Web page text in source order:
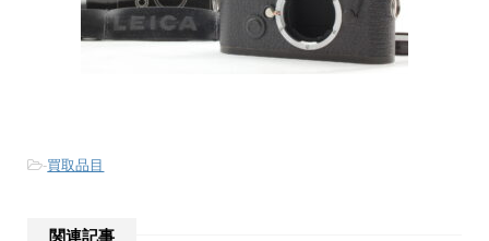
-買取品目
関連記事